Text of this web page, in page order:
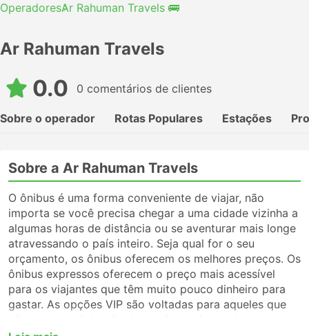
OperadoresAr Rahuman Travels 🚌
Ar Rahuman Travels
0.0 0 comentários de clientes
Sobre o operador Rotas Populares Estações
Sobre a Ar Rahuman Travels
O ônibus é uma forma conveniente de viajar, não
importa se você precisa chegar a uma cidade vizinha a
algumas horas de distância ou se aventurar mais longe
atravessando o país inteiro. Seja qual for o seu
orçamento, os ônibus oferecem os melhores preços. Os
ônibus expressos oferecem o preço mais acessível
para os viajantes que têm muito pouco dinheiro para
gastar. As opções VIP são voltadas para aqueles que